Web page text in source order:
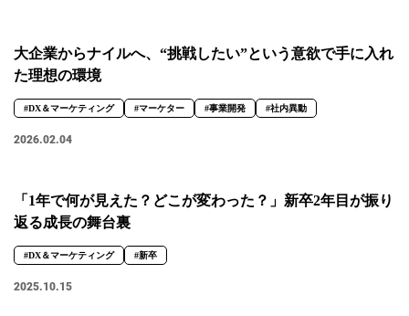
#DX＆マーケティング #コーポレート本部 #メディア＆ソリューション
#人事本部
職種
#エンジニア
テーマ別
#人事からのメッセージ #安心をつくる仕組み
大企業からナイルへ、“挑戦したい”という意欲で手に入れ
た理想の環境
#DX＆マーケティング #マーケター #事業開発 #社内異動
2026.02.04
「1年で何が見えた？どこが変わった？」新卒2年目が振り
返る成長の舞台裏
#DX＆マーケティング #新卒
2025.10.15